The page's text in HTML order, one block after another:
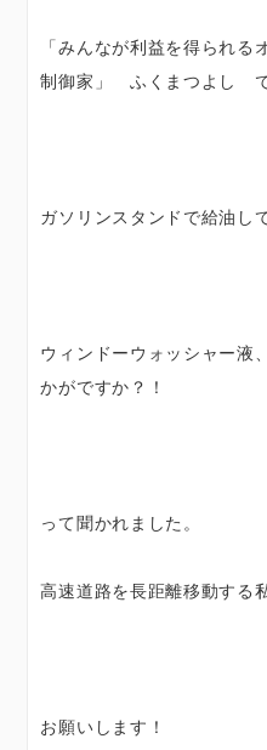
「みんなが利益を得られる
制御家」 ふくまつよし で
ガソリンスタンドで給油し
ウィンドーウォッシャー液
かがですか？！
って聞かれました。
高速道路を長距離移動する
お願いします！